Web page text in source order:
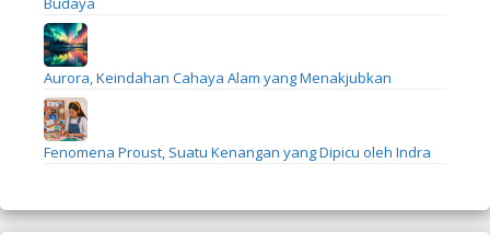
Aurora, Keindahan Cahaya Alam yang Menakjubkan
Fenomena Proust, Suatu Kenangan yang Dipicu oleh Indra